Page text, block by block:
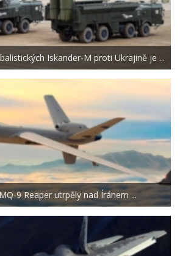
Iskander-M proti Ukrajině je ...
9 Reaper utrpěly nad Íránem ...